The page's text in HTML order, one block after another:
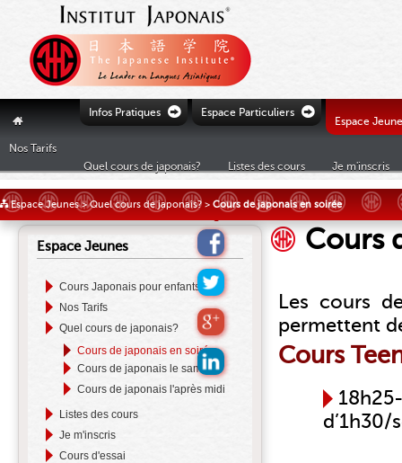
Ò
Infos Pratiques Ò
Espace Particuliers
Espace
"
Nos Tarifs
Quel cours de japonais?
Listes des cours Je m'inscris
Espace Jeunes>Quel cours de japonais? > Cours de japonais en soirée
Espace Jeunes
Cours Japonais pour enfants
Nos Tarifs
Quel cours de japonais?
Cours de japonais en soirée
Cours de japonais le samedi
Cours de japonais l'après midi
Listes des cours
Je m'inscris
Cours d'essai
£
Cours
Les cours
permettent
Cours
d’1h30/